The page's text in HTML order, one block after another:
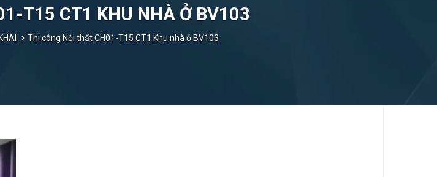
T15 CT1 KHU NHÀ Ở BV103
Thi công Nội thất CH01-T15 CT1 Khu nhà ở BV103